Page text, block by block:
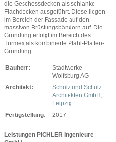
die Geschossdecken als schlanke
Flachdecken ausgeführt. Diese liegen
im Bereich der Fassade auf den
massiven Brüstungsbändern auf. Die
Gründung erfolgt im Bereich des
Turmes als kombinierte Pfahl-Platten-
Gründung.
Bauherr:
Stadtwerke
Wolfsburg AG
Architekt:
Schulz und Schulz
Architekten GmbH,
Leipzig
Fertigstellung:
2017
Leistungen PICHLER Ingenieure